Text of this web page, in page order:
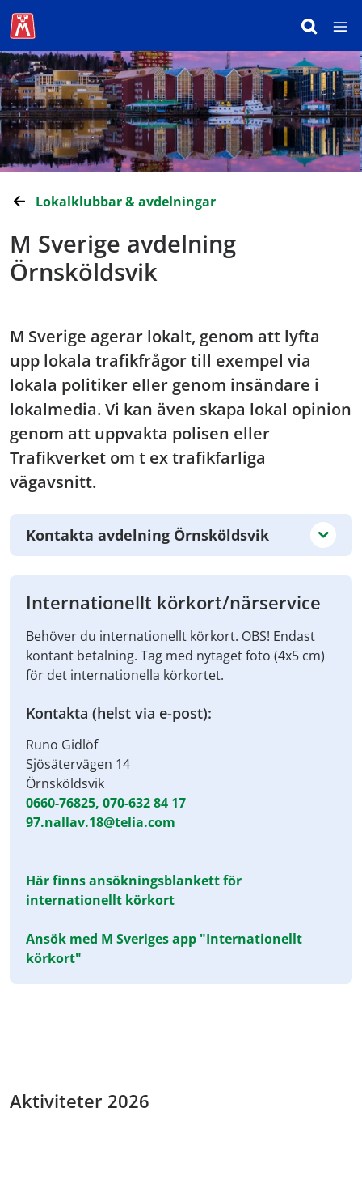
Lokalklubbar & avdelningar
M Sverige avdelning
Örnsköldsvik
M Sverige agerar lokalt, genom att lyfta
upp lokala trafikfrågor till exempel via
lokala politiker eller genom insändare i
lokalmedia. Vi kan även skapa lokal opinion
genom att uppvakta polisen eller
Trafikverket om t ex trafikfarliga
vägavsnitt.
Kontakta avdelning Örnsköldsvik
Internationellt körkort/närservice
Behöver du internationellt körkort. OBS! Endast
kontant betalning. Tag med nytaget foto (4x5 cm)
för det internationella körkortet.
Kontakta (helst via e-post):
Runo Gidlöf
Sjösätervägen 14
Örnsköldsvik
0660-76825, 070-632 84 17
97.nallav.18@telia.com
Här finns ansökningsblankett för
internationellt körkort
Ansök med M Sveriges app "Internationellt
körkort"
Aktiviteter 2026